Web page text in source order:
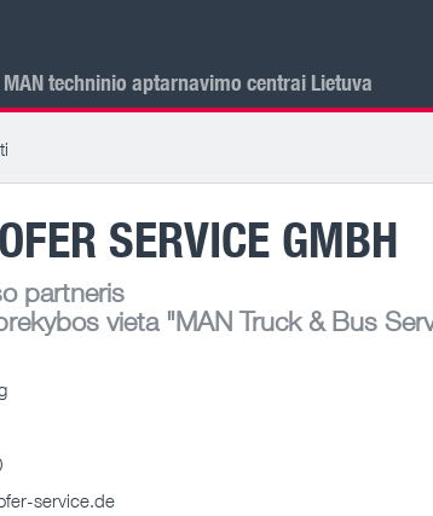
MAN techninio aptarnavimo centrai Lietuva
SERVICE GMBH
partneris
vieta"MAN Truck & Bus
service.de